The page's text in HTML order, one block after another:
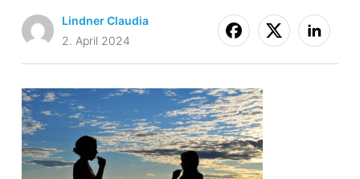
Lindner Claudia
2. April 2024